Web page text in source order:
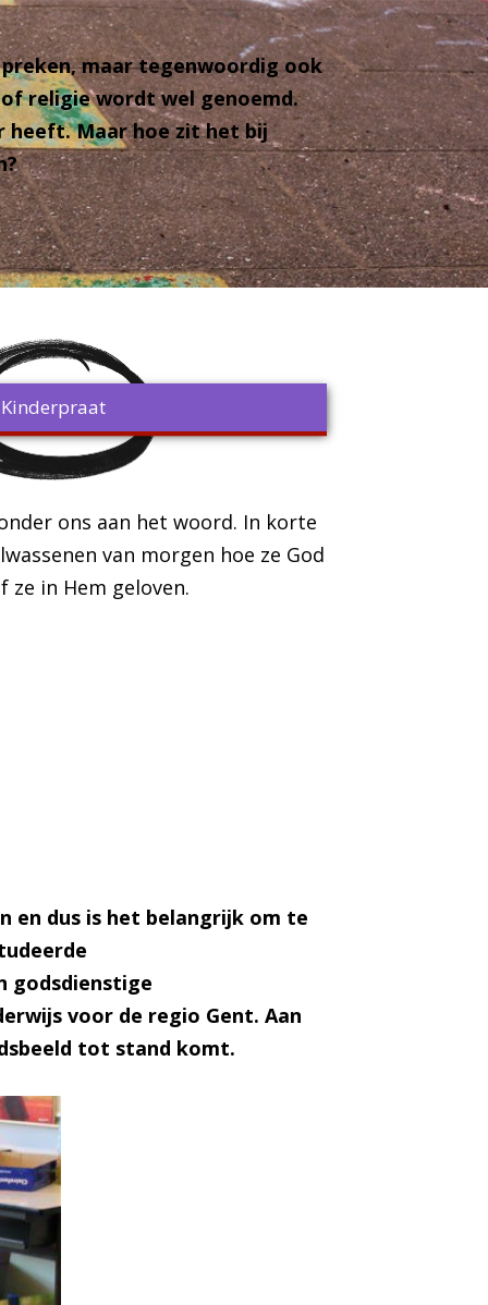
maar tegenwoordig ook
religie wordt wel genoemd.
heeft. Maar hoe zit het bij
Kinderpraat
ons aan het woord. In korte
van morgen hoe ze God
ze in Hem geloven.
en dus is het belangrijk om te
godsdienstige
voor de regio Gent. Aan
tot stand komt.